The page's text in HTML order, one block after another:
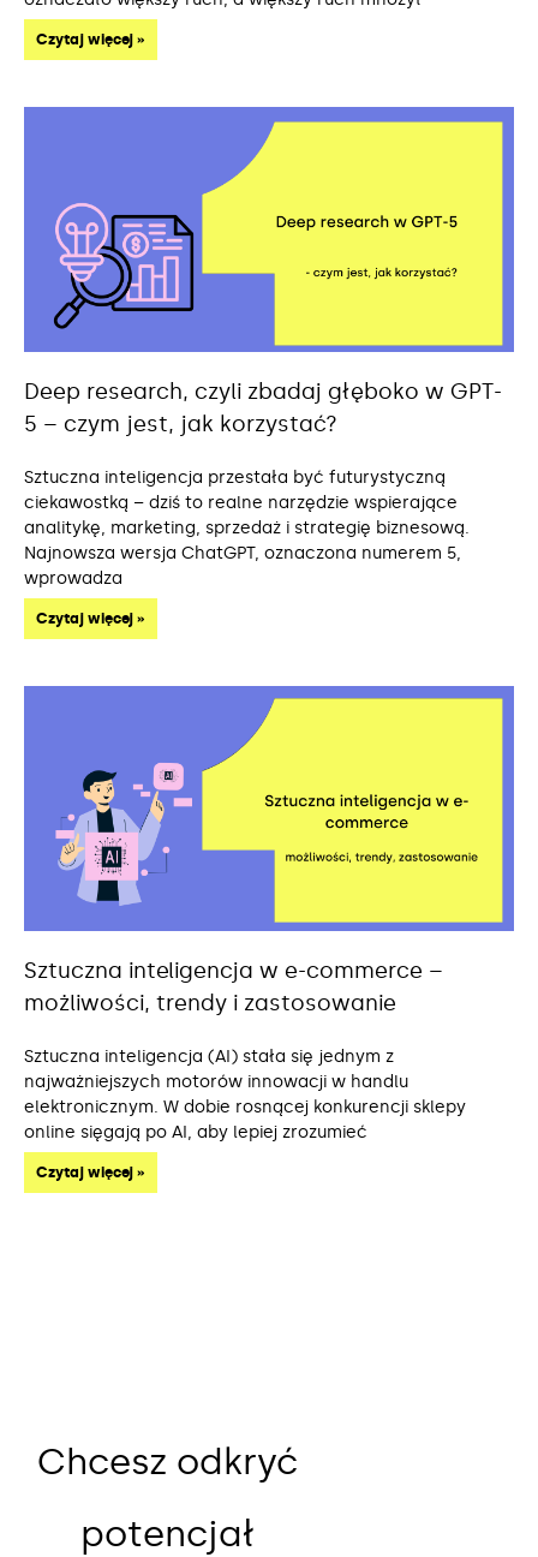
Czytaj więcej »
Deep research, czyli zbadaj głęboko w GPT-
5 – czym jest, jak korzystać?
Sztuczna inteligencja przestała być futurystyczną
ciekawostką – dziś to realne narzędzie wspierające
analitykę, marketing, sprzedaż i strategię biznesową.
Najnowsza wersja ChatGPT, oznaczona numerem 5,
wprowadza
Czytaj więcej »
Sztuczna inteligencja w e-commerce –
możliwości, trendy i zastosowanie
Sztuczna inteligencja (AI) stała się jednym z
najważniejszych motorów innowacji w handlu
elektronicznym. W dobie rosnącej konkurencji sklepy
online sięgają po AI, aby lepiej zrozumieć
Czytaj więcej »
Chcesz odkryć
potencjał